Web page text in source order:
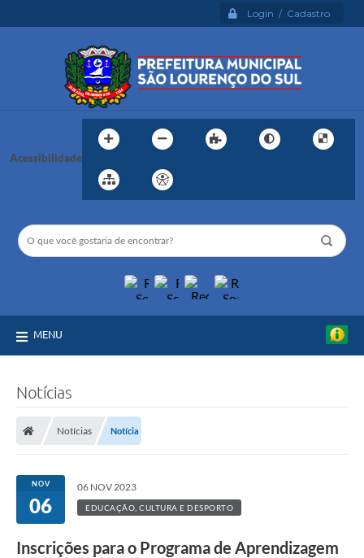
Login / Cadastro
Acessibilidade
MENU
Notícias
Notícias Notícia
NOV
06
06 NOV 2023
EDUCAÇÃO, CULTURA E DESPORTO
Inscrições para o Programa de Aprendizagem